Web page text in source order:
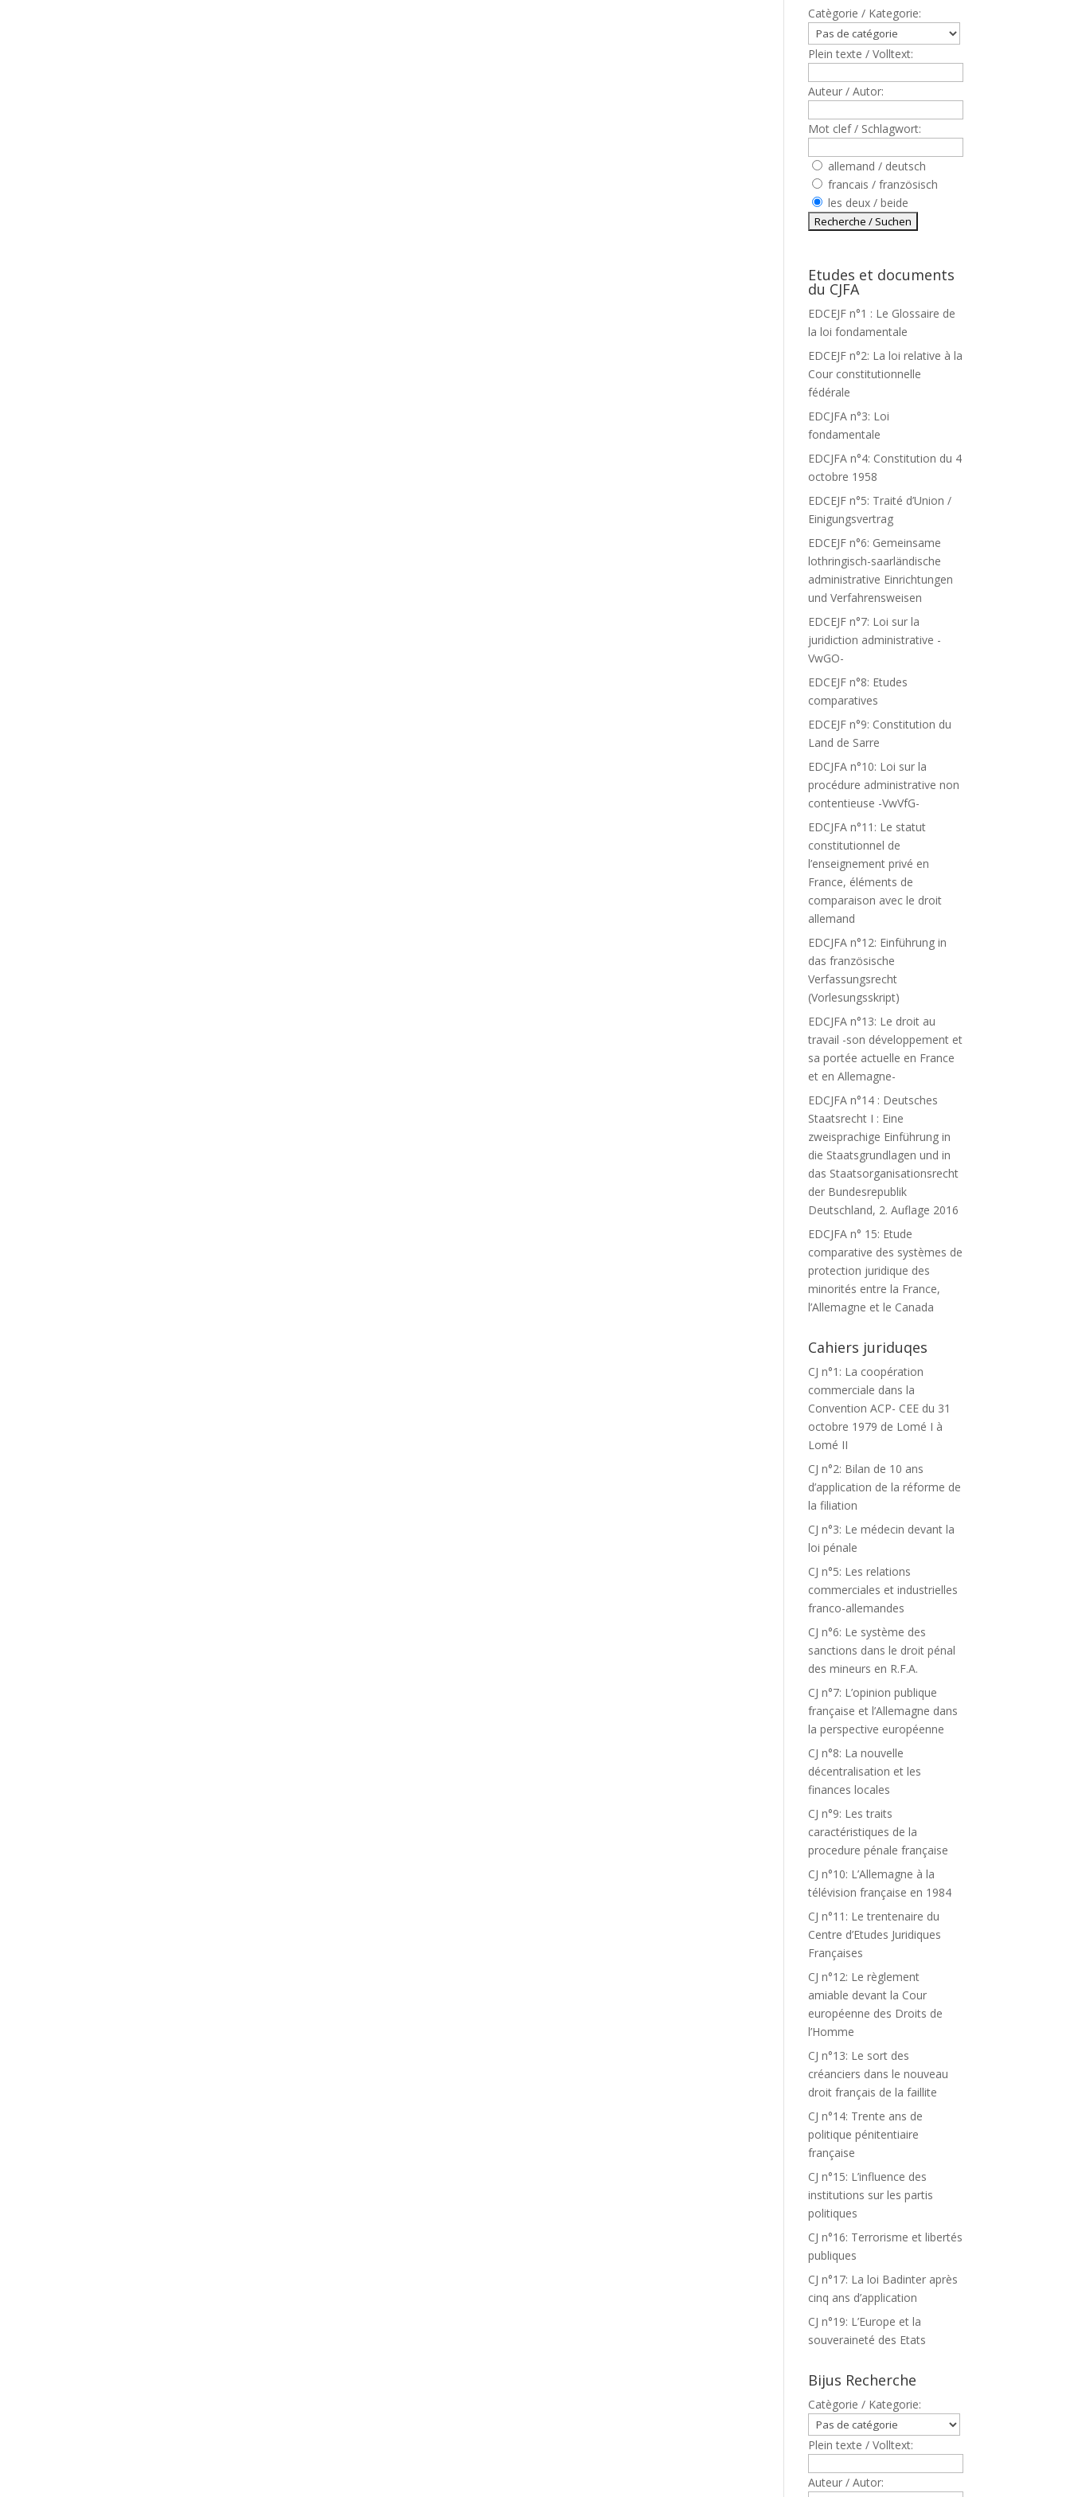
Catègorie / Kategorie:
Plein texte / Volltext:
Auteur / Autor:
Mot clef / Schlagwort:
allemand / deutsch
francais / französisch
les deux / beide
Etudes et documents
du CJFA
EDCEJF n°1 : Le Glossaire de
la loi fondamentale
EDCEJF n°2: La loi relative à la
Cour constitutionnelle
fédérale
EDCJFA n°3: Loi
fondamentale
EDCJFA n°4: Constitution du 4
octobre 1958
EDCEJF n°5: Traité d’Union /
Einigungsvertrag
EDCEJF n°6: Gemeinsame
lothringisch-saarländische
administrative Einrichtungen
und Verfahrensweisen
EDCEJF n°7: Loi sur la
juridiction administrative -
VwGO-
EDCEJF n°8: Etudes
comparatives
EDCEJF n°9: Constitution du
Land de Sarre
EDCJFA n°10: Loi sur la
procédure administrative non
contentieuse -VwVfG-
EDCJFA n°11: Le statut
constitutionnel de
l’enseignement privé en
France, éléments de
comparaison avec le droit
allemand
EDCJFA n°12: Einführung in
das französische
Verfassungsrecht
(Vorlesungsskript)
EDCJFA n°13: Le droit au
travail -son développement et
sa portée actuelle en France
et en Allemagne-
EDCJFA n°14 : Deutsches
Staatsrecht I : Eine
zweisprachige Einführung in
die Staatsgrundlagen und in
das Staatsorganisationsrecht
der Bundesrepublik
Deutschland, 2. Auflage 2016
EDCJFA n° 15: Etude
comparative des systèmes de
protection juridique des
minorités entre la France,
l’Allemagne et le Canada
Cahiers juriduqes
CJ n°1: La coopération
commerciale dans la
Convention ACP- CEE du 31
octobre 1979 de Lomé I à
Lomé II
CJ n°2: Bilan de 10 ans
d’application de la réforme de
la filiation
CJ n°3: Le médecin devant la
loi pénale
CJ n°5: Les relations
commerciales et industrielles
franco-allemandes
CJ n°6: Le système des
sanctions dans le droit pénal
des mineurs en R.F.A.
CJ n°7: L’opinion publique
française et l’Allemagne dans
la perspective européenne
CJ n°8: La nouvelle
décentralisation et les
finances locales
CJ n°9: Les traits
caractéristiques de la
procedure pénale française
CJ n°10: L’Allemagne à la
télévision française en 1984
CJ n°11: Le trentenaire du
Centre d’Etudes Juridiques
Françaises
CJ n°12: Le règlement
amiable devant la Cour
européenne des Droits de
l’Homme
CJ n°13: Le sort des
créanciers dans le nouveau
droit français de la faillite
CJ n°14: Trente ans de
politique pénitentiaire
française
CJ n°15: L’influence des
institutions sur les partis
politiques
CJ n°16: Terrorisme et libertés
publiques
CJ n°17: La loi Badinter après
cinq ans d’application
CJ n°19: L’Europe et la
souveraineté des Etats
Bijus Recherche
Catègorie / Kategorie:
Plein texte / Volltext:
Auteur / Autor: